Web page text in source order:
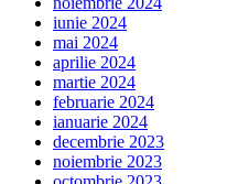
iunie 2024
mai 2024
aprilie 2024
martie 2024
februarie 2024
ianuarie 2024
decembrie 2023
noiembrie 2023